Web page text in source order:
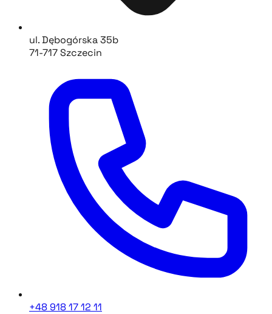
ul. Dębogórska 35b
71-717 Szczecin
+48 918 17 12 11